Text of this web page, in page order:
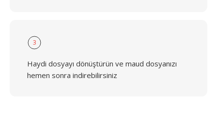
3
Haydi dosyayı dönüştürün ve maud dosyanızı
hemen sonra indirebilirsiniz